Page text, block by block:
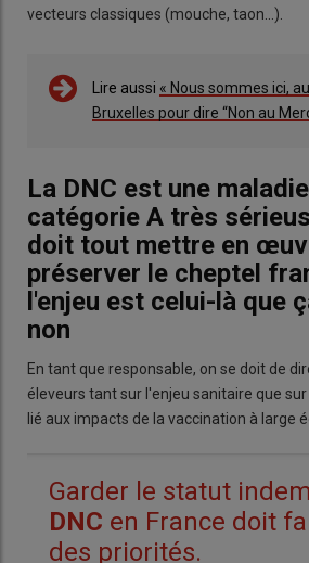
vecteurs classiques (mouche, taon…).
Lire aussi « Nous sommes ici,
Bruxelles pour dire “Non au
La DNC est une
catégorie A très
doit tout mettre en
préserver le cheptel
l'enjeu est celui-là que
non
En tant que responsable, on se doit de
éleveurs tant sur l'enjeu sanitaire que
lié aux impacts de la vaccination à large
Garder le statut
DNC en France doit
des priorités.